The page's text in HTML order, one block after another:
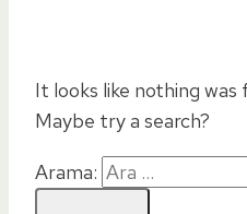
It looks like nothing
Maybe try a search?
Arama: